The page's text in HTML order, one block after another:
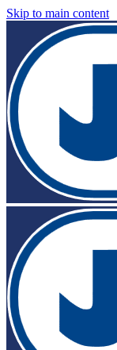
Skip to main content